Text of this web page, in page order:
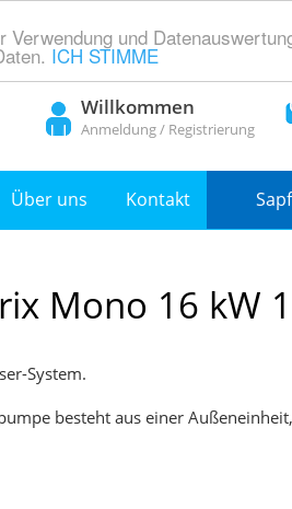
und
ICH STIMME
Willkommen
Anmeldung/ Registrierung
Über uns Kontakt
Mono 16 kW
System.
besteht aus einer